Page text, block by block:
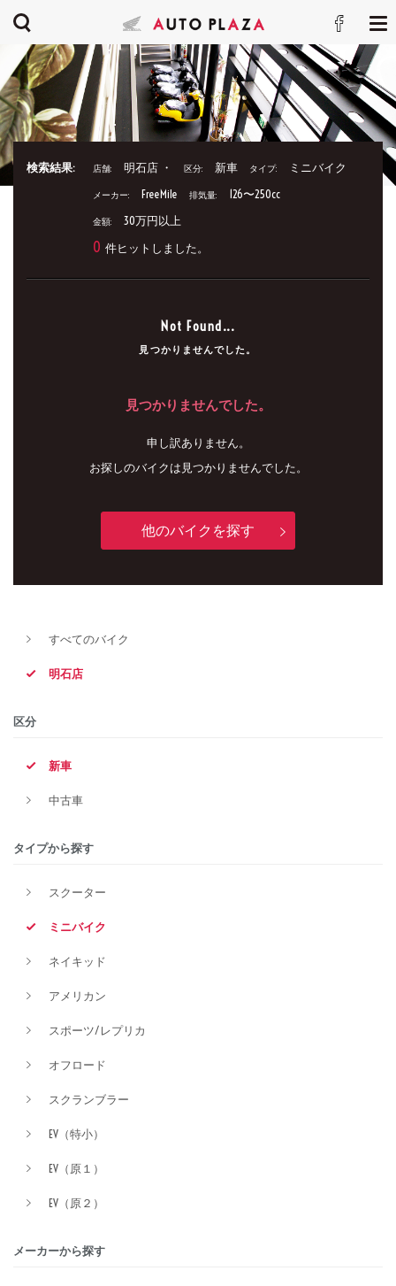
検索結果: 店舗: 明石店 ・ 区分: 新車 タイプ: ミニバイク
メーカー: FreeMile 排気量: 126〜250cc
金額: 30万円以上
0 件ヒットしました。
Not Found...
見つかりませんでした。
見つかりませんでした。
申し訳ありません。
お探しのバイクは見つかりませんでした。
他のバイクを探す
すべてのバイク
明石店
区分
新車
中古車
タイプから探す
スクーター
ミニバイク
ネイキッド
アメリカン
スポーツ/レプリカ
オフロード
スクランブラー
EV（特小）
EV（原１）
EV（原２）
メーカーから探す
メーカー
排気量